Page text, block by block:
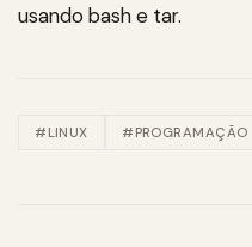
usando bash e tar.
#LINUX #PROGRAMAÇÃO